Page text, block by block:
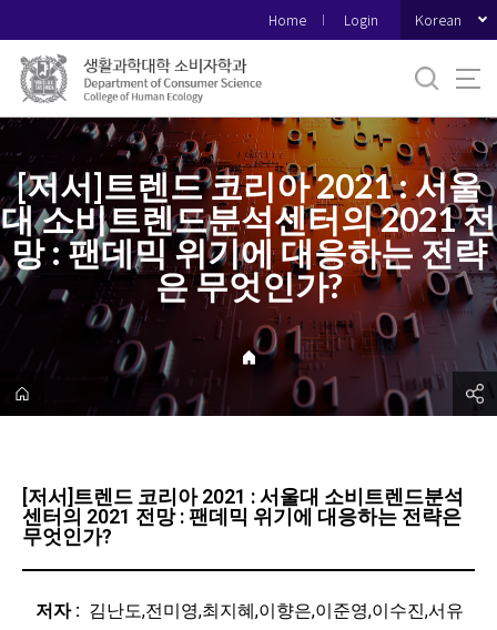
로
메
뉴
Home Login Korean
[저서]트렌드 코리아 2021 : 서울
대 소비트렌드분석센터의 2021 전
망 : 팬데믹 위기에 대응하는 전략
은 무엇인가?
[저서]트렌드 코리아 2021 : 서울대 소비트렌드분석
센터의 2021 전망 : 팬데믹 위기에 대응하는 전략은
무엇인가?
저자 : 김난도,전미영,최지혜,이향은,이준영,이수진,서유